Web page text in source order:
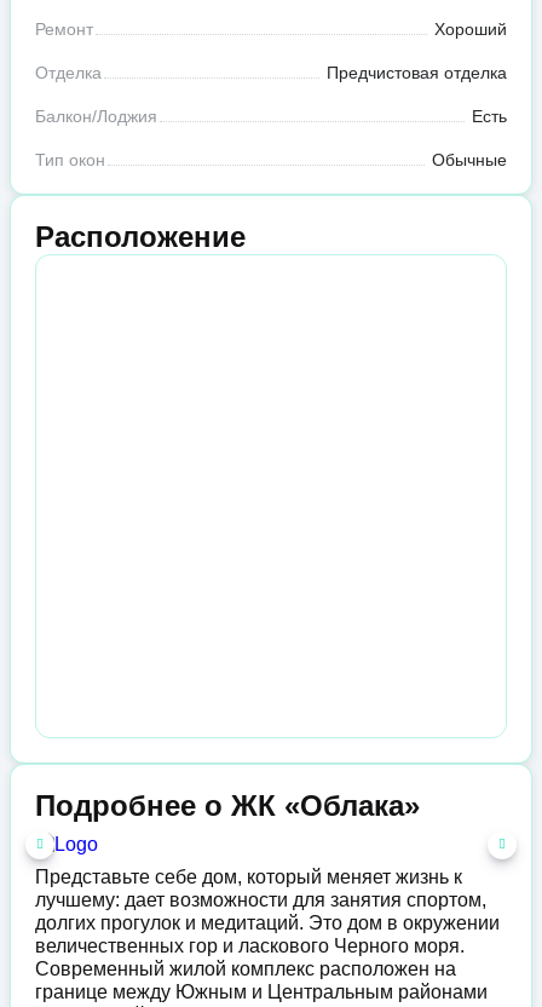
Ремонт Хороший
Отделка Предчистовая отделка
Балкон/Лоджия Есть
Тип окон Обычные
Расположение
Подробнее о ЖК «Облака»
Представьте себе дом, который меняет жизнь к
лучшему: дает возможности для занятия спортом,
долгих прогулок и медитаций. Это дом в окружении
величественных гор и ласкового Черного моря.
Современный жилой комплекс расположен на
границе между Южным и Центральным районами